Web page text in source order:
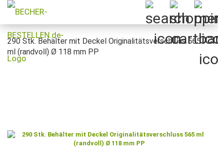
290 Stk. Behälter mit Deckel Originalitätsverschluss 565
ml (randvoll) Ø 118 mm PP